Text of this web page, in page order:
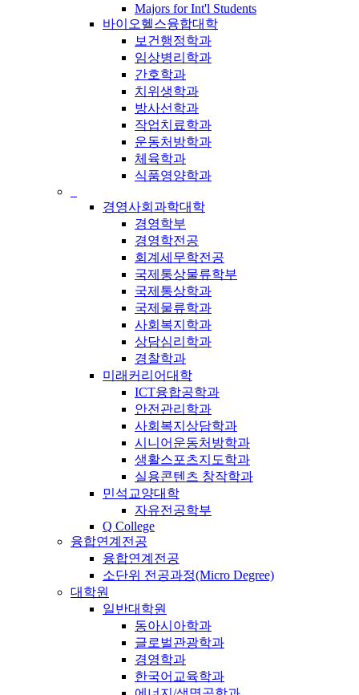
Majors for Int'l Students
바이오헬스융합대학
보건행정학과
임상병리학과
간호학과
치위생학과
방사선학과
작업치료학과
운동처방학과
체육학과
식품영양학과
경영사회과학대학
경영학부
경영학전공
회계세무학전공
국제통상물류학부
국제통상학과
국제물류학과
사회복지학과
상담심리학과
경찰학과
미래커리어대학
ICT융합공학과
안전관리학과
사회복지상담학과
시니어운동처방학과
생활스포츠지도학과
실용콘텐츠 창작학과
민석교양대학
자유전공학부
Q College
융합연계전공
융합연계전공
소단위 전공과정(Micro Degree)
대학원
일반대학원
동아시아학과
글로벌관광학과
경영학과
한국어교육학과